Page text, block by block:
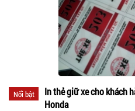
Nổi bật
In thẻ giữ xe cho khách
Honda